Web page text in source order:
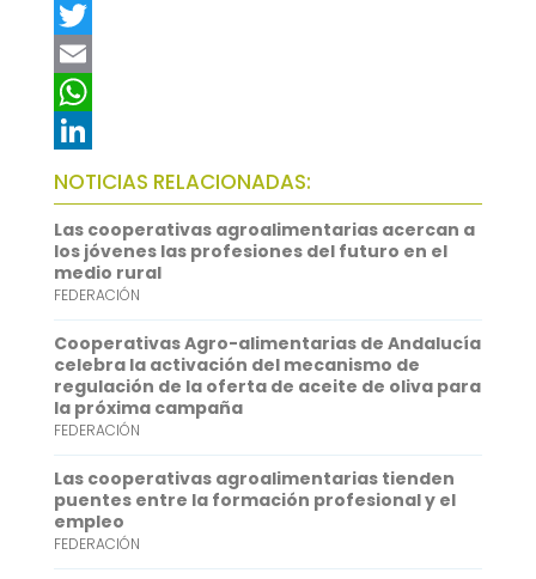
F
a
c
e
b
o
o
k
T
w
t
t
e
r
E
m
a
i
l
W
h
a
t
s
A
p
p
L
i
n
k
e
d
I
n
NOTICIAS RELACIONADAS:
Las cooperativas agroalimentarias acercan a
los jóvenes las profesiones del futuro en el
medio rural
FEDERACIÓN
Cooperativas Agro-alimentarias de Andalucía
celebra la activación del mecanismo de
regulación de la oferta de aceite de oliva para
la próxima campaña
FEDERACIÓN
Las cooperativas agroalimentarias tienden
puentes entre la formación profesional y el
empleo
FEDERACIÓN